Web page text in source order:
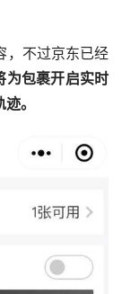
，不过京东已经
为包裹开启实时
。